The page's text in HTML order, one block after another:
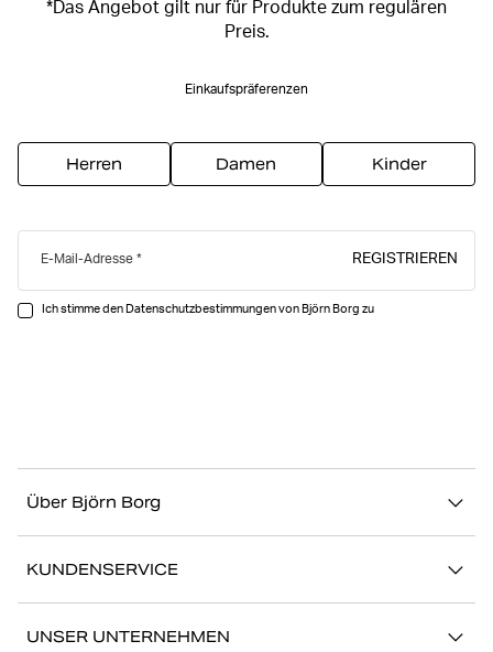
*Das Angebot gilt nur für Produkte zum regulären
Preis.
Einkaufspräferenzen
Herren Damen Kinder
E-Mail-Adresse REGISTRIEREN
Ich stimme den Datenschutzbestimmungen von Björn Borg zu
Über Björn Borg
Geschichten
KUNDENSERVICE
UNSER UNTERNEHMEN